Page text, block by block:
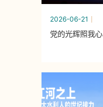
2026-06-21
党的光辉照我心